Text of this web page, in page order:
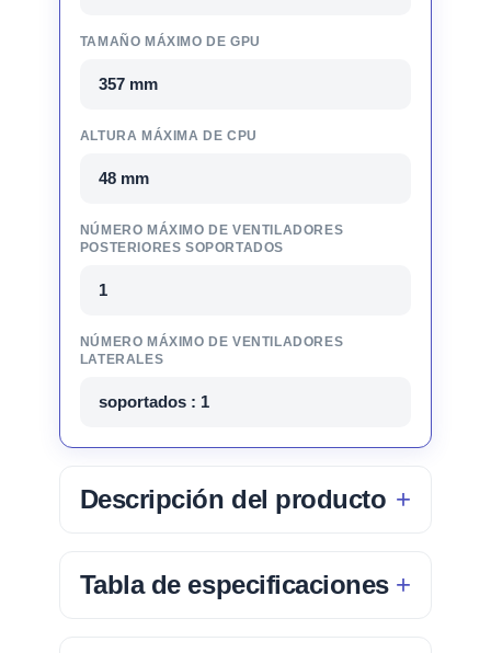
TAMAÑO MÁXIMO DE GPU
357 mm
ALTURA MÁXIMA DE CPU
48 mm
NÚMERO MÁXIMO DE VENTILADORES
POSTERIORES SOPORTADOS
1
NÚMERO MÁXIMO DE VENTILADORES
LATERALES
soportados : 1
Descripción del producto
Tabla de especificaciones